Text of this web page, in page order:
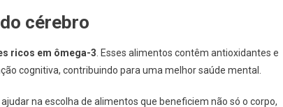
cérebro
ricos em ômega-3 . Esses alimentos contêm antioxidantes e
cognitiva, contribuindo para uma melhor saúde mental.
na escolha de alimentos que beneficiem não só o corpo,